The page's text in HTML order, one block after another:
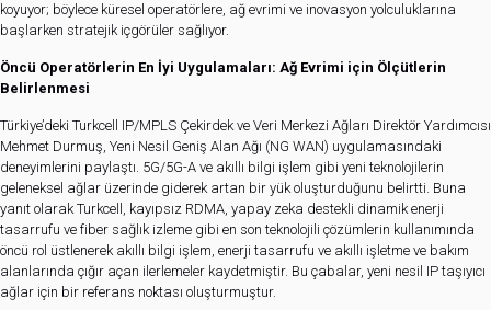
koyuyor; böylece küresel operatörlere, ağ evrimi ve inovasyon yolculuklarına
başlarken stratejik içgörüler sağlıyor.
Öncü Operatörlerin En İyi Uygulamaları: Ağ Evrimi için Ölçütlerin
Belirlenmesi
Türkiye’deki Turkcell IP/MPLS Çekirdek ve Veri Merkezi Ağları Direktör Yardımcısı
Mehmet Durmuş, Yeni Nesil Geniş Alan Ağı (NG WAN) uygulamasındaki
deneyimlerini paylaştı. 5G/5G-A ve akıllı bilgi işlem gibi yeni teknolojilerin
geleneksel ağlar üzerinde giderek artan bir yük oluşturduğunu belirtti. Buna
yanıt olarak Turkcell, kayıpsız RDMA, yapay zeka destekli dinamik enerji
tasarrufu ve fiber sağlık izleme gibi en son teknolojili çözümlerin kullanımında
öncü rol üstlenerek akıllı bilgi işlem, enerji tasarrufu ve akıllı işletme ve bakım
alanlarında çığır açan ilerlemeler kaydetmiştir. Bu çabalar, yeni nesil IP taşıyıcı
ağlar için bir referans noktası oluşturmuştur.